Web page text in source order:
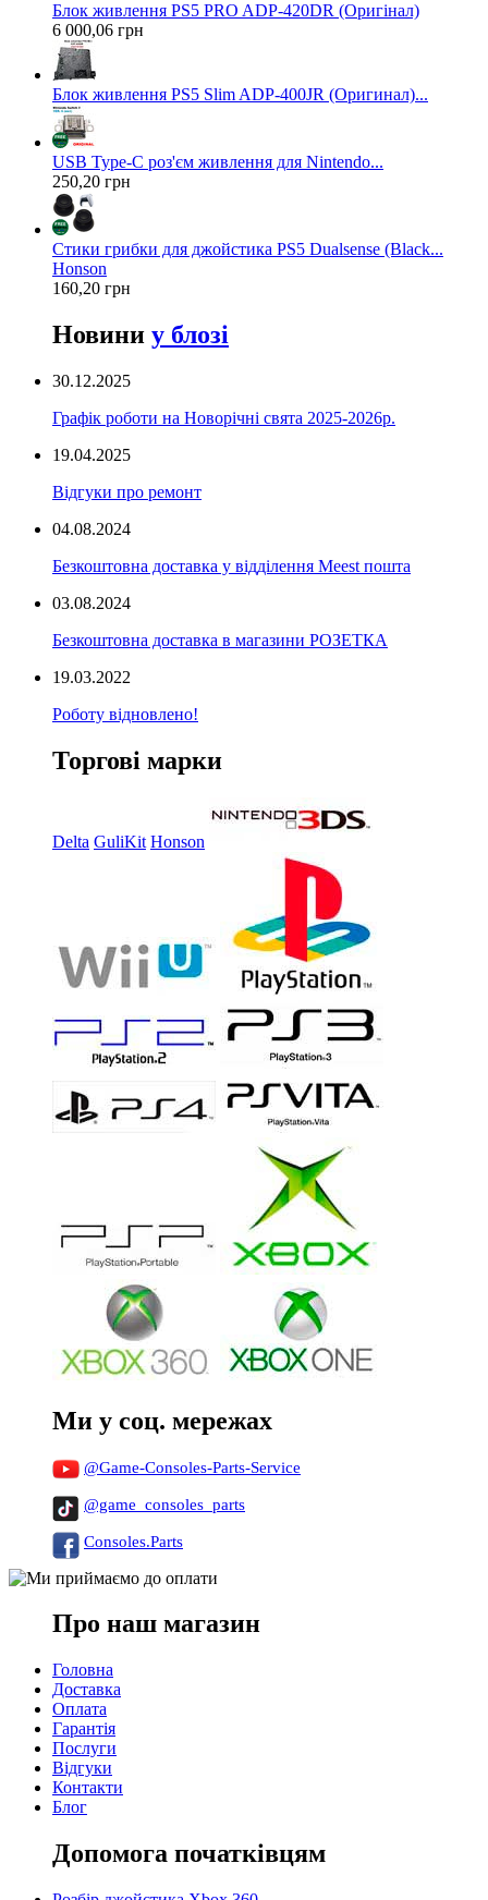
Блок живлення PS5 PRO ADP-420DR (Оригінал)
6 000,06 грн
Блок живлення PS5 Slim ADP-400JR (Оригинал)...
USB Type-C роз'єм живлення для Nintendo...
250,20 грн
Стики грибки для джойстика PS5 Dualsense (Black...
Honson
160,20 грн
Новини у блозі
30.12.2025
Графік роботи на Новорічні свята 2025-2026р.
19.04.2025
Відгуки про ремонт
04.08.2024
Безкоштовна доставка у відділення Meest пошта
03.08.2024
Безкоштовна доставка в магазини РОЗЕТКА
19.03.2022
Роботу відновлено!
Торгові марки
Delta GuliKit Honson
Ми у соц. мережах
@Game-Consoles-Parts-Service
@game_consoles_parts
Consoles.Parts
Про наш магазин
Головна
Доставка
Оплата
Гарантія
Послуги
Відгуки
Контакти
Блог
Допомога початківцям